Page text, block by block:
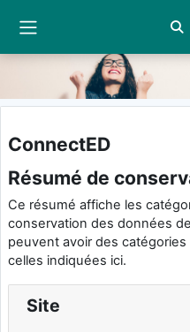
Passer au contenu principal
ConnectED
Résumé de
Ce résumé affiche les
conservation des données
peuvent avoir des
celles indiquées ici.
Site